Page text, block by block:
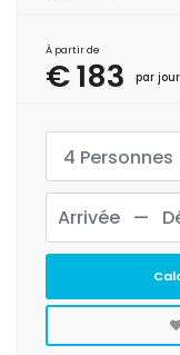
À partir de
€ 183 par jour
4 Personnes